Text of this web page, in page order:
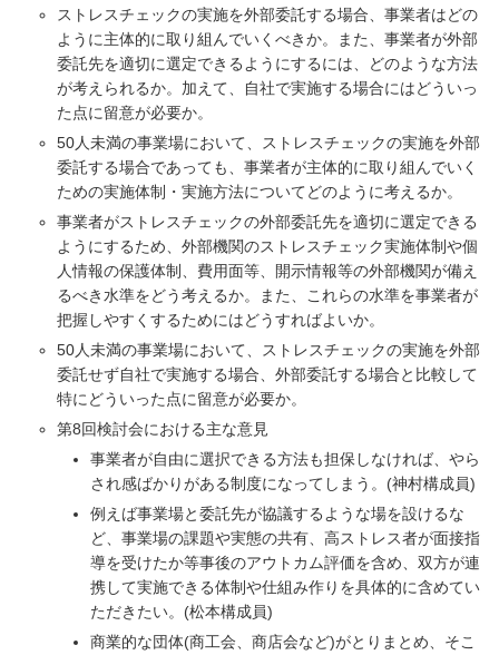
ストレスチェックの実施を外部委託する場合、事業者はどの
ように主体的に取り組んでいくべきか。また、事業者が外部
委託先を適切に選定できるようにするには、どのような方法
が考えられるか。加えて、自社で実施する場合にはどういっ
た点に留意が必要か。
50人未満の事業場において、ストレスチェックの実施を外部
委託する場合であっても、事業者が主体的に取り組んでいく
ための実施体制・実施方法についてどのように考えるか。
事業者がストレスチェックの外部委託先を適切に選定できる
ようにするため、外部機関のストレスチェック実施体制や個
人情報の保護体制、費用面等、開示情報等の外部機関が備え
るべき水準をどう考えるか。また、これらの水準を事業者が
把握しやすくするためにはどうすればよいか。
50人未満の事業場において、ストレスチェックの実施を外部
委託せず自社で実施する場合、外部委託する場合と比較して
特にどういった点に留意が必要か。
第8回検討会における主な意見
事業者が自由に選択できる方法も担保しなければ、やら
され感ばかりがある制度になってしまう。(神村構成員)
例えば事業場と委託先が協議するような場を設けるな
ど、事業場の課題や実態の共有、高ストレス者が面接指
導を受けたか等事後のアウトカム評価を含め、双方が連
携して実施できる体制や仕組み作りを具体的に含めてい
ただきたい。(松本構成員)
商業的な団体(商工会、商店会など)がとりまとめ、そこ